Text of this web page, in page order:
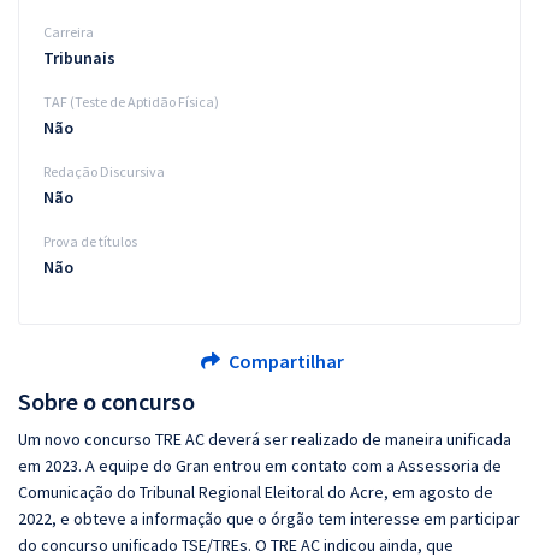
Sobre o concurso
Um novo concurso TRE AC deverá ser realizado de maneira unificada
em 2023. A equipe do Gran entrou em contato com a Assessoria de
Comunicação do Tribunal Regional Eleitoral do Acre, em agosto de
2022, e obteve a informação que o órgão tem interesse em participar
do concurso unificado TSE/TREs. O TRE AC indicou ainda, que
Carreira
Tribunais
TAF (Teste de Aptidão Física)
Não
Redação Discursiva
Não
Prova de títulos
Não
Compartilhar